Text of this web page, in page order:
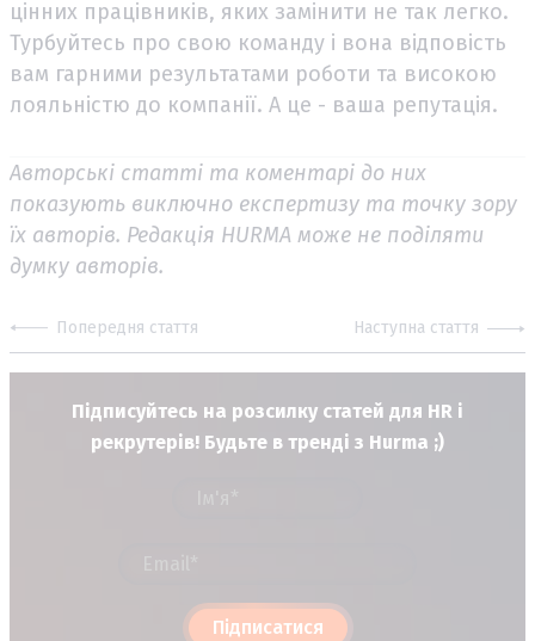
цінних працівників, яких замінити не так легко.
Турбуйтесь про свою команду і вона відповість
вам гарними результатами роботи та високою
лояльністю до компанії. А це - ваша репутація.
Авторські статті та коментарі до них
показують виключно експертизу та точку зору
їх авторів. Редакція HURMA може не поділяти
думку авторів.
Попередня стаття Наступна стаття
Підписуйтесь на розсилку статей для HR і
рекрутерів! Будьте в тренді з Hurma ;)
Підписатися